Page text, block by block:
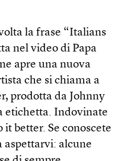
la frase “Italians
nel video di Papa
apre una nuova
che si chiama a
prodotta da Johnny
etichetta. Indovinate
better. Se conoscete
aspettarvi: alcune